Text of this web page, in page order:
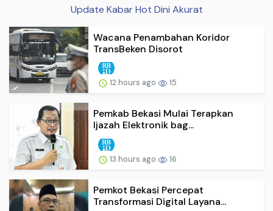
Update Kabar Hot Dini Akurat
Wacana Penambahan Koridor
TransBeken Disorot
12 hours ago 15
Pemkab Bekasi Mulai Terapkan
Ijazah Elektronik bag...
13 hours ago 16
Pemkot Bekasi Percepat
Transformasi Digital Layana...